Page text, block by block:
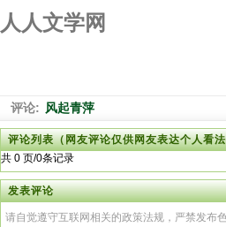
人人文学网
评论: 风起青萍
评论列表（网友评论仅供网友表达个人看
共 0 页/0条记录
发表评论
请自觉遵守互联网相关的政策法规，严禁发布